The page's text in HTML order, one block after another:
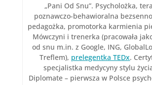
„Pani Od Snu”. Psycholożka,
poznawczo-behawioralna
pedagożka, promotorka karmienia
Mówczyni i trenerka (pracowała
od snu m.in. z Google, ING,
Treflem), prelegentka TEDx.
specjalistka medycyny stylu
Diplomate – pierwsza w Polsce